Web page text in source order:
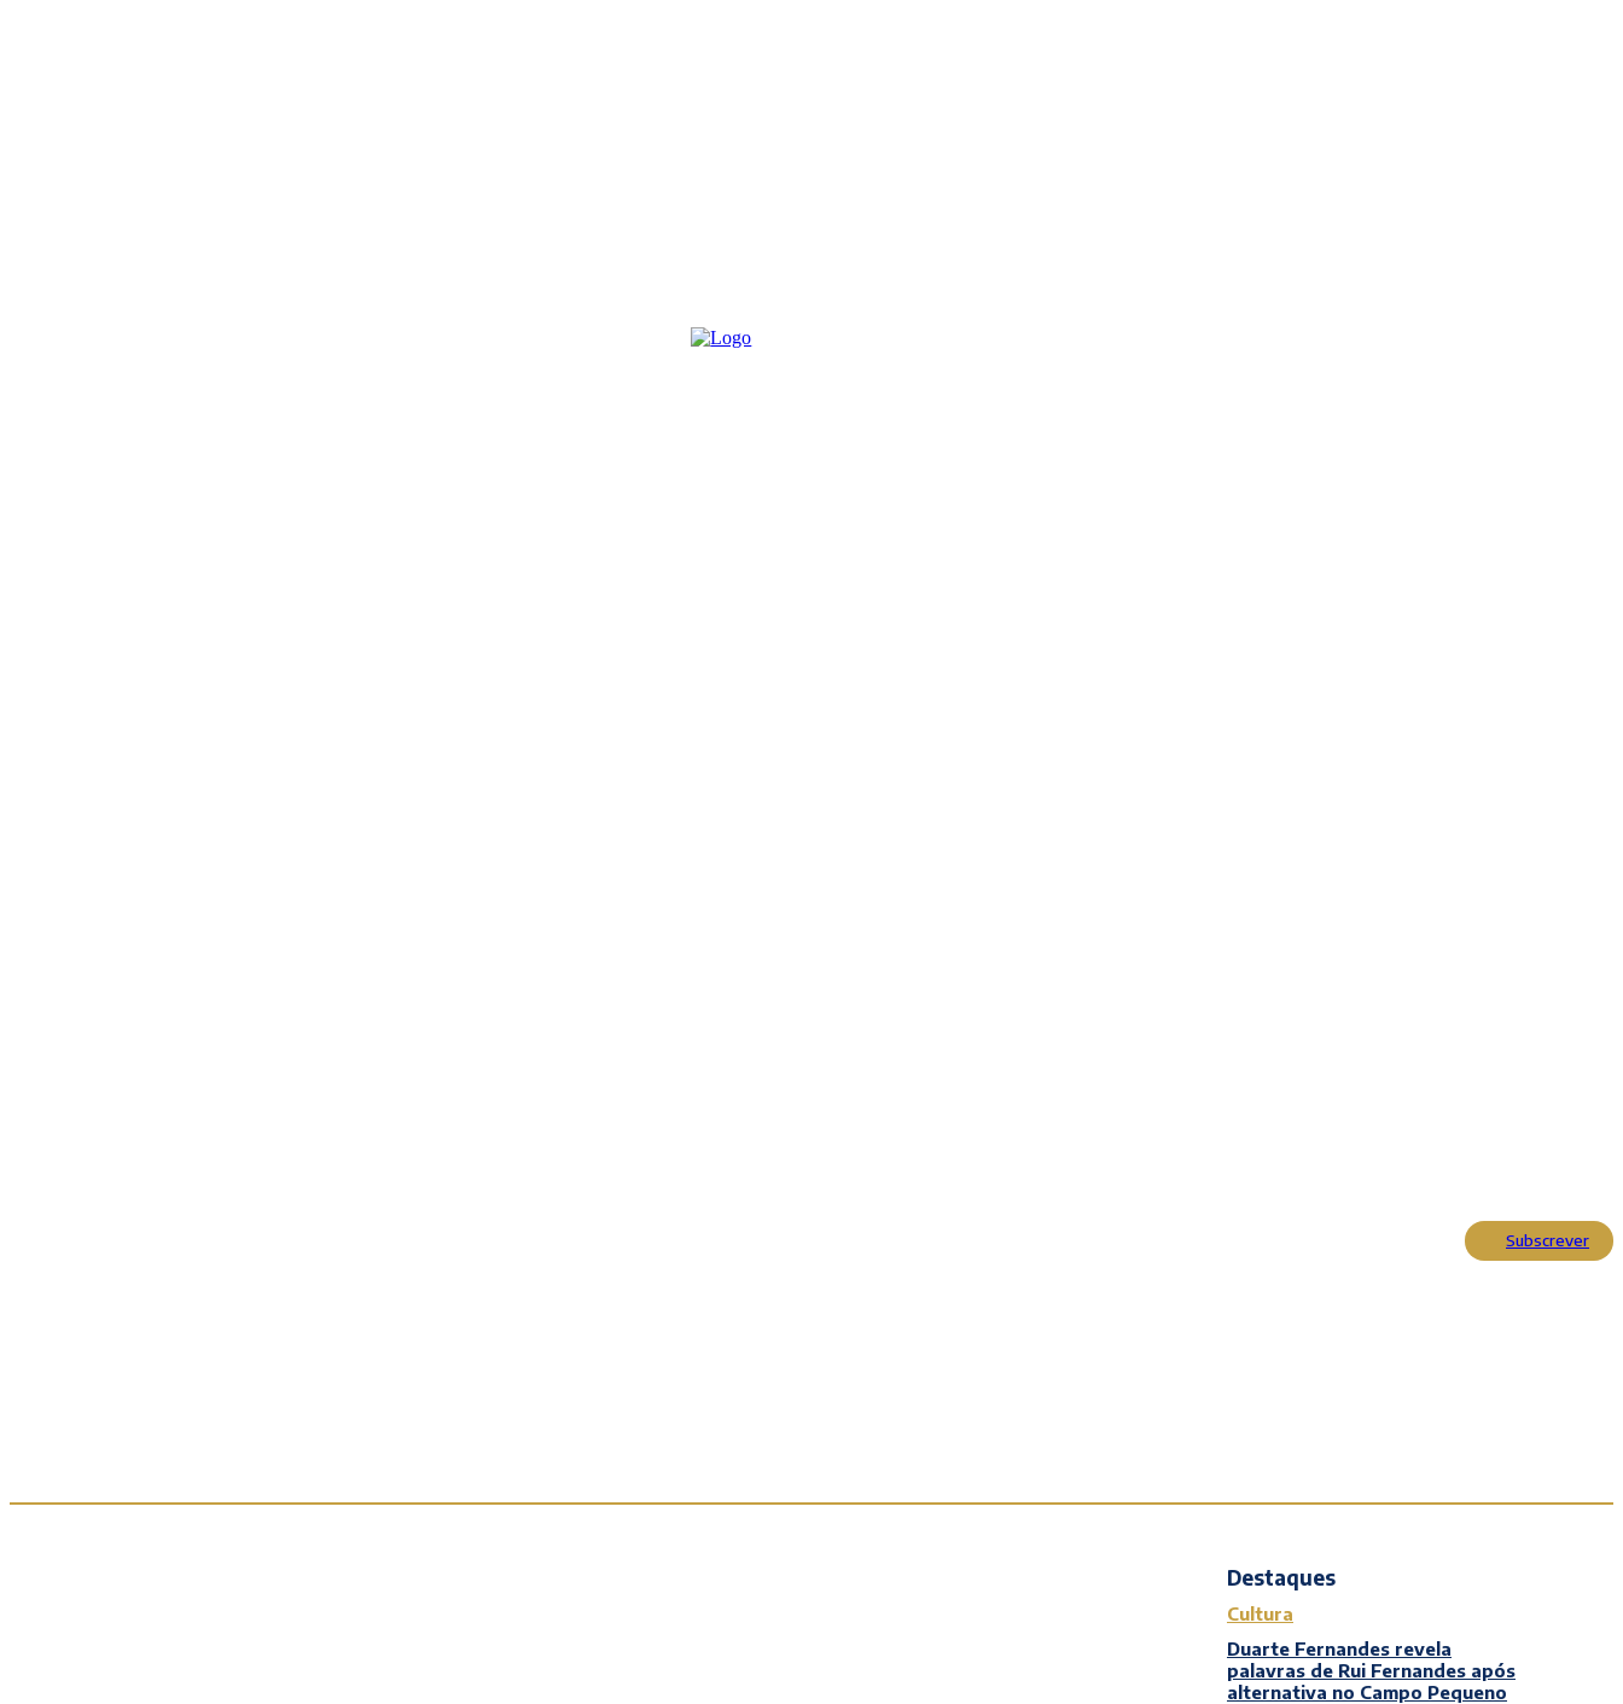
Subscrever
Destaques
Cultura
Duarte Fernandes revela
palavras de Rui Fernandes após
alternativa no Campo Pequeno